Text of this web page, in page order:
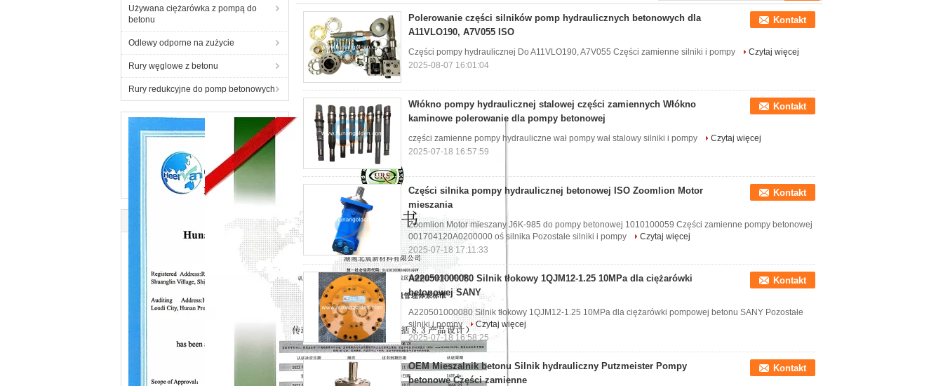
Używana ciężarówka z pompą do
betonu
Odlewy odporne na zużycie
Rury węglowe z betonu
Rury redukcyjne do pomp betonowych
Polerowanie części silników pomp hydraulicznych betonowych dla
A11VLO190, A7V055 ISO
Kontakt
Części pompy hydraulicznej Do A11VLO190, A7V055 Części zamienne silniki i pompy
Czytaj więcej
2025-08-07 16:01:04
Włókno pompy hydraulicznej stalowej części zamiennych Włókno
kaminowe polerowanie dla pompy betonowej
Kontakt
części zamienne pompy hydrauliczne wał pompy wał stalowy silniki i pompy
Czytaj więcej
2025-07-18 16:57:59
Części silnika pompy hydraulicznej betonowej ISO Zoomlion Motor
mieszania
Kontakt
Zoomlion Motor mieszany J6K-985 do pompy betonowej 1010100059 Części zamienne pompy betonowej
001704120A0200000 oś silnika Pozostałe silniki i pompy
Czytaj więcej
2025-07-18 17:11:33
A220501000080 Silnik tłokowy 1QJM12-1.25 10MPa dla ciężarówki
betonowej SANY
Kontakt
A220501000080 Silnik tłokowy 1QJM12-1.25 10MPa dla ciężarówki pompowej betonu SANY Pozostałe
silniki i pompy
Czytaj więcej
2025-07-18 16:58:25
OEM Mieszalnik betonu Silnik hydrauliczny Putzmeister Pompy
betonowe Części zamienne
Kontakt